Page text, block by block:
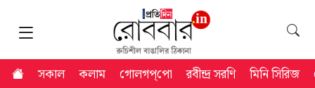
সকাল কলাম গোলগপ্‌পো রবীন্দ্র সরণি মিনি সিরিজ